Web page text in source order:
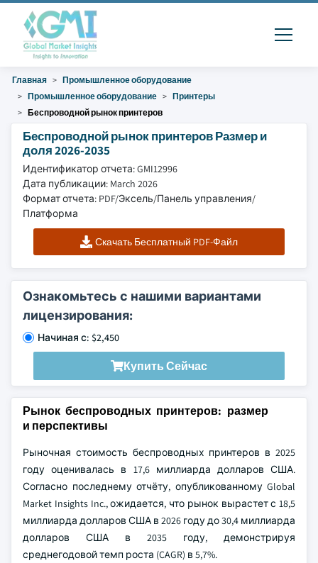
Главная
Промышленное оборудование
Промышленное оборудование
Принтеры
Беспроводной рынок принтеров
Беспроводной рынок принтеров Размер и
доля 2026-2035
Идентификатор отчета: GMI12996
Дата публикации: March 2026
Формат отчета: PDF/Эксель/Панель управления/
Платформа
Скачать Бесплатный PDF-Файл
Ознакомьтесь с нашими вариантами
лицензирования:
Начиная с: $2,450
Купить Сейчас
Рынок беспроводных принтеров: размер
и перспективы
Рыночная стоимость беспроводных принтеров в 2025
году оценивалась в 17,6 миллиарда долларов США.
Согласно последнему отчёту, опубликованному Global
Market Insights Inc., ожидается, что рынок вырастет с 18,5
миллиарда долларов США в 2026 году до 30,4 миллиарда
долларов США в 2035 году, демонстрируя
среднегодовой темп роста (CAGR) в 5,7%.